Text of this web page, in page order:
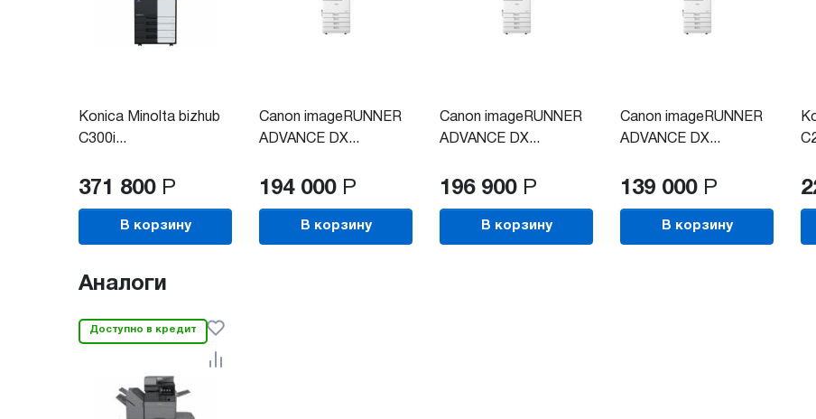
Konica Minolta bizhub
C300i...
371 800 Р
В корзину
Canon imageRUNNER
ADVANCE DX...
194 000 Р
В корзину
Canon imageRUNNER
ADVANCE DX...
196 900 Р
В корзину
Canon imageRUNNER
ADVANCE DX...
139 000 Р
В корзину
Аналоги
Доступно в кредит